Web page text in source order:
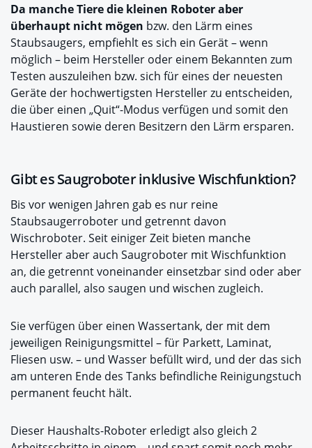
Da manche Tiere die kleinen Roboter aber
überhaupt nicht mögen bzw. den Lärm eines
Staubsaugers, empfiehlt es sich ein Gerät – wenn
möglich – beim Hersteller oder einem Bekannten zum
Testen auszuleihen bzw. sich für eines der neuesten
Geräte der hochwertigsten Hersteller zu entscheiden,
die über einen „Quit“-Modus verfügen und somit den
Haustieren sowie deren Besitzern den Lärm ersparen.
Gibt es Saugroboter inklusive Wischfunktion?
Bis vor wenigen Jahren gab es nur reine
Staubsaugerroboter und getrennt davon
Wischroboter. Seit einiger Zeit bieten manche
Hersteller aber auch Saugroboter mit Wischfunktion
an, die getrennt voneinander einsetzbar sind oder aber
auch parallel, also saugen und wischen zugleich.
Sie verfügen über einen Wassertank, der mit dem
jeweiligen Reinigungsmittel – für Parkett, Laminat,
Fliesen usw. – und Wasser befüllt wird, und der das sich
am unteren Ende des Tanks befindliche Reinigungstuch
permanent feucht hält.
Dieser Haushalts-Roboter erledigt also gleich 2